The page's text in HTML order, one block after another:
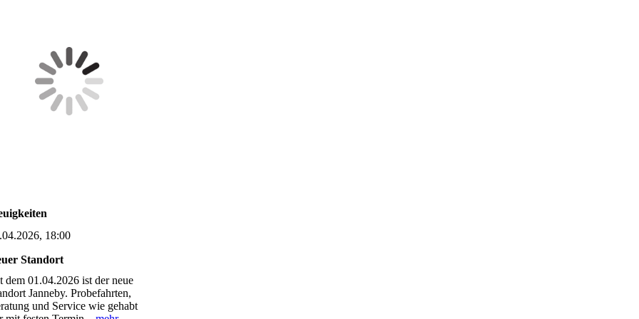
18:00
Standort
dem 01.04.2026 ist der neue
Janneby. Probefahrten,
und Service wie gehabt